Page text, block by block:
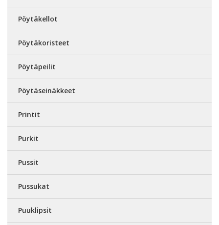
Pöytäkellot
Pöytäkoristeet
Pöytäpeilit
Pöytäseinäkkeet
Printit
Purkit
Pussit
Pussukat
Puuklipsit